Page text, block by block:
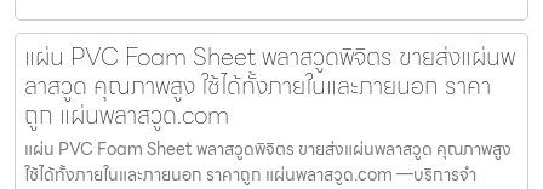
แผ่น PVC Foam Sheet พลาสวูดพิจิตร ขายส่งแผ่นพ
ลาสวูด คุณภาพสูง ใช้ได้ทั้งภายในและภายนอก ราคา
ถูก แผ่นพลาสวูด.com
แผ่น PVC Foam Sheet พลาสวูดพิจิตร ขายส่งแผ่นพลาสวูด คุณภาพสูง
ใช้ได้ทั้งภายในและภายนอก ราคาถูก แผ่นพลาสวูด.com —บริการจำ